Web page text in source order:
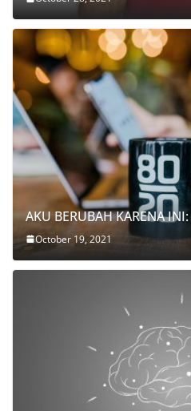
AKU BERUBAH KARENA
October 19, 2021